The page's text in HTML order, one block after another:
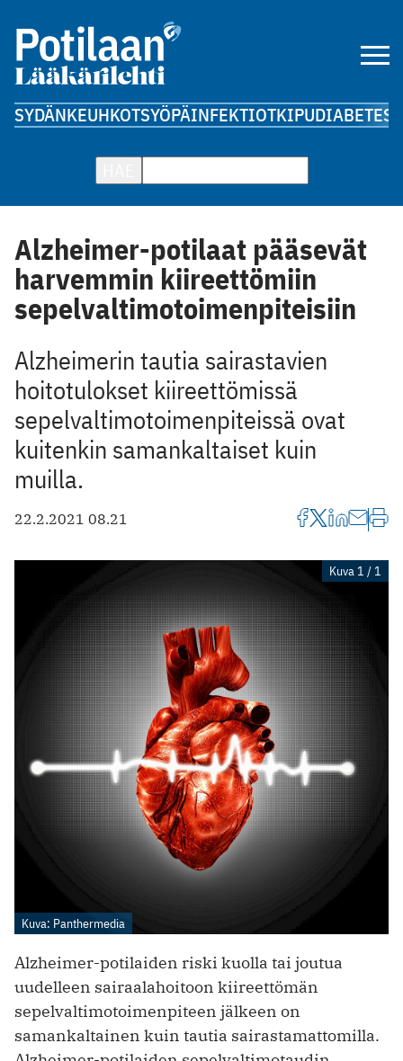
SYDÄNKEUHKOTSYÖPÄINFEKTIOTKIPUDIABETES
Alzheimer-potilaat pääsevät
harvemmin kiireettömiin
sepelvaltimotoimenpiteisiin
Alzheimerin tautia sairastavien
hoitotulokset kiireettömissä
sepelvaltimotoimenpiteissä ovat
kuitenkin samankaltaiset kuin
muilla.
22.2.2021 08.21
Kuva 1 / 1
Kuva: Panthermedia
Alzheimer-potilaiden riski kuolla tai joutua
uudelleen sairaalahoitoon kiireettömän
sepelvaltimotoimenpiteen jälkeen on
samankaltainen kuin tautia sairastamattomilla.